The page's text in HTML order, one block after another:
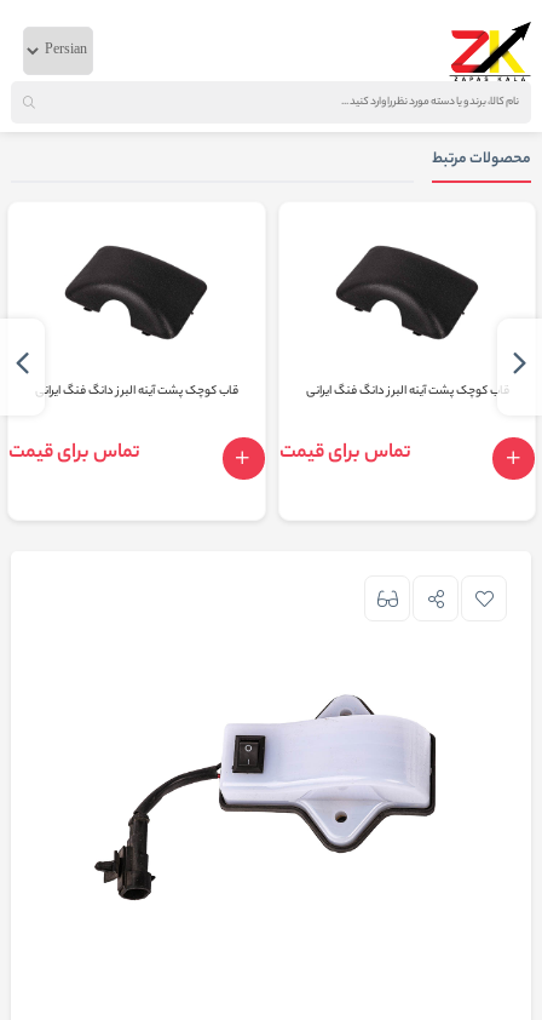
خانه لوازم بدنه دانگ فنگ
محصولات مرتبط
قاب کوچک پشت آینه البرز دانگ فنگ ایرانی
تماس برای قیمت
قاب کوچک پشت آینه البرز دانگ فنگ ایرانی
تماس برای قیمت